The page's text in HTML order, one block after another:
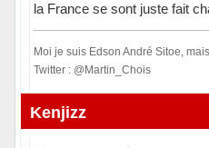
la France se sont juste fait
Moi je suis Edson André Sitoe,
Twitter : @Martin_Chois
Hors ligne
Kenjizz